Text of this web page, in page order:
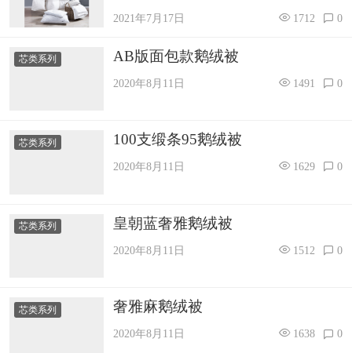
2021年7月17日 1712 0
芯类系列 AB版面包款鹅绒被
2020年8月11日 1491 0
芯类系列 100支缎条95鹅绒被
2020年8月11日 1629 0
芯类系列 皇朝蓝奢雅鹅绒被
2020年8月11日 1512 0
芯类系列 奢雅麻鹅绒被
2020年8月11日 1638 0